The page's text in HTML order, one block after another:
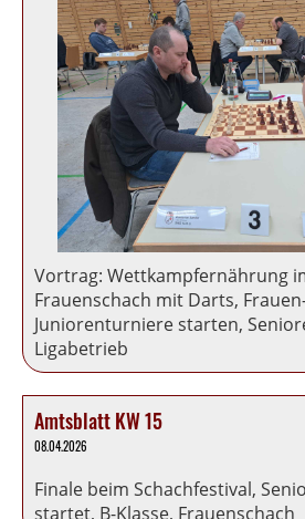
Vortrag: Wettkampfernährung
Frauenschach mit Darts,
Juniorenturniere starten,
Ligabetrieb
Amtsblatt KW 15
08.04.2026
Finale beim Schachfestival,
startet, B-Klasse, Frauenschach